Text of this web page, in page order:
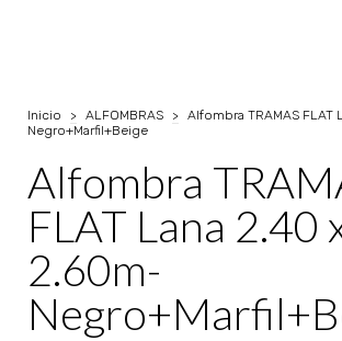
Inicio > ALFOMBRAS > Alfombra TRAMAS FLAT
Negro+Marfil+Beige
Alfombra
FLAT Lana 2.40
2.60m-